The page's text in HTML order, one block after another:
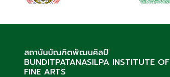
สถาบันบัณฑิตพัฒนศิลป์
BUNDITPATANASILPA INSTITUTE OF
FINE ARTS